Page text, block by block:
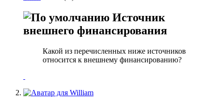
Источник
внешнего финансирования
Какой из перечисленных ниже источников
относится к внешнему финансированию?